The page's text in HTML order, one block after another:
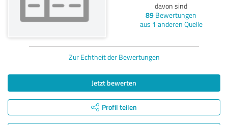
davon sind
89 Bewertungen
aus 1 anderen Quelle
Zur Echtheit der Bewertungen
Jetzt bewerten
Profil teilen